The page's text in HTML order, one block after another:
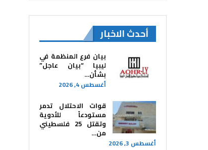
أحدث الاخبار
بيان فرع المنظمة في
ليبيا “بيان عاجل”
بشأن…
أغسطس 4, 2026
قوات الاحتلال تدمر
مستودعاً للأدوية
وتقتل 25 فلسطيني
من…
أغسطس 3, 2026